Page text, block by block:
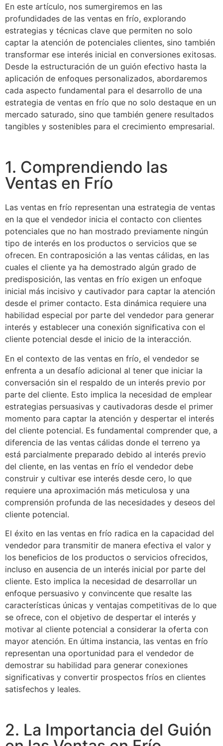
En este artículo, nos sumergiremos en las
profundidades de las ventas en frío, explorando
estrategias y técnicas clave que permiten no solo
captar la atención de potenciales clientes, sino también
transformar ese interés inicial en conversiones exitosas.
Desde la estructuración de un guión efectivo hasta la
aplicación de enfoques personalizados, abordaremos
cada aspecto fundamental para el desarrollo de una
estrategia de ventas en frío que no solo destaque en un
mercado saturado, sino que también genere resultados
tangibles y sostenibles para el crecimiento empresarial.
1. Comprendiendo las
Ventas en Frío
Las ventas en frío representan una estrategia de ventas
en la que el vendedor inicia el contacto con clientes
potenciales que no han mostrado previamente ningún
tipo de interés en los productos o servicios que se
ofrecen. En contraposición a las ventas cálidas, en las
cuales el cliente ya ha demostrado algún grado de
predisposición, las ventas en frío exigen un enfoque
inicial más incisivo y cautivador para captar la atención
desde el primer contacto. Esta dinámica requiere una
habilidad especial por parte del vendedor para generar
interés y establecer una conexión significativa con el
cliente potencial desde el inicio de la interacción.
En el contexto de las ventas en frío, el vendedor se
enfrenta a un desafío adicional al tener que iniciar la
conversación sin el respaldo de un interés previo por
parte del cliente. Esto implica la necesidad de emplear
estrategias persuasivas y cautivadoras desde el primer
momento para captar la atención y despertar el interés
del cliente potencial. Es fundamental comprender que, a
diferencia de las ventas cálidas donde el terreno ya
está parcialmente preparado debido al interés previo
del cliente, en las ventas en frío el vendedor debe
construir y cultivar ese interés desde cero, lo que
requiere una aproximación más meticulosa y una
comprensión profunda de las necesidades y deseos del
cliente potencial.
El éxito en las ventas en frío radica en la capacidad del
vendedor para transmitir de manera efectiva el valor y
los beneficios de los productos o servicios ofrecidos,
incluso en ausencia de un interés inicial por parte del
cliente. Esto implica la necesidad de desarrollar un
enfoque persuasivo y convincente que resalte las
características únicas y ventajas competitivas de lo que
se ofrece, con el objetivo de despertar el interés y
motivar al cliente potencial a considerar la oferta con
mayor atención. En última instancia, las ventas en frío
representan una oportunidad para el vendedor de
demostrar su habilidad para generar conexiones
significativas y convertir prospectos fríos en clientes
satisfechos y leales.
2. La Importancia del Guión